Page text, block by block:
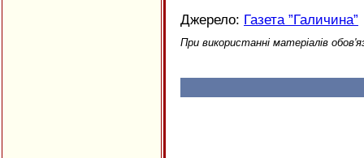
Джерело: Газета ”Галичина”
При використанні матеріалів